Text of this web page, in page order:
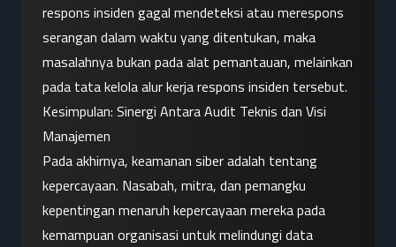
respons insiden gagal mendeteksi atau merespons
serangan dalam waktu yang ditentukan, maka
masalahnya bukan pada alat pemantauan, melainkan
pada tata kelola alur kerja respons insiden tersebut.
Kesimpulan: Sinergi Antara Audit Teknis dan Visi
Manajemen
Pada akhirnya, keamanan siber adalah tentang
kepercayaan. Nasabah, mitra, dan pemangku
kepentingan menaruh kepercayaan mereka pada
kemampuan organisasi untuk melindungi data